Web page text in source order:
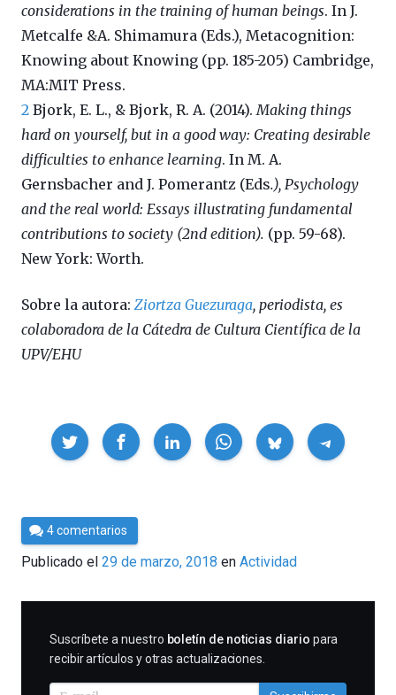
considerations in the training of human beings. In J.
Metcalfe &A. Shimamura (Eds.), Metacognition:
Knowing about Knowing (pp. 185-205) Cambridge,
MA:MIT Press.
2 Bjork, E. L., & Bjork, R. A. (2014). Making things
hard on yourself, but in a good way: Creating desirable
difficulties to enhance learning. In M. A.
Gernsbacher and J. Pomerantz (Eds.), Psychology
and the real world: Essays illustrating fundamental
contributions to society (2nd edition). (pp. 59-68).
New York: Worth.
Sobre la autora: Ziortza Guezuraga, periodista, es
colaboradora de la Cátedra de Cultura Científica de la
UPV/EHU
Compartir
Por
César
Tomé
4 comentarios
Publicado el 29 de marzo, 2018 en Actividad
SUSCRIBIRME
Suscríbete a nuestro boletín de noticias diario para
recibir artículos y otras actualizaciones.